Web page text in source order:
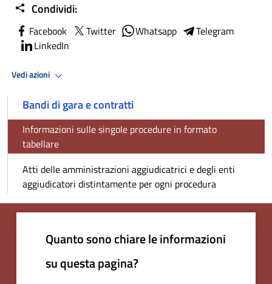
Condividi:
Facebook Twitter Whatsapp
Telegram
LinkedIn
Vedi azioni
Bandi di gara e contratti
Informazioni sulle singole procedure in formato
tabellare
Atti delle amministrazioni aggiudicatrici e degli enti
aggiudicatori distintamente per ogni procedura
Quanto sono chiare le informazioni
su questa pagina?